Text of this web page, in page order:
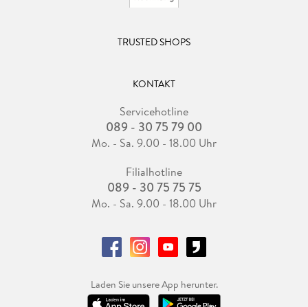
TRUSTED SHOPS
KONTAKT
Servicehotline
089 - 30 75 79 00
Mo. - Sa. 9.00 - 18.00 Uhr
Filialhotline
089 - 30 75 75 75
Mo. - Sa. 9.00 - 18.00 Uhr
Laden Sie unsere App herunter.